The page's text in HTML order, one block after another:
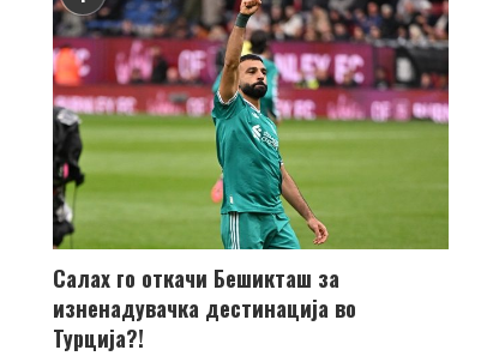
Салах го откачи Бешикташ за
изненадувачка дестинација во
Турција?!